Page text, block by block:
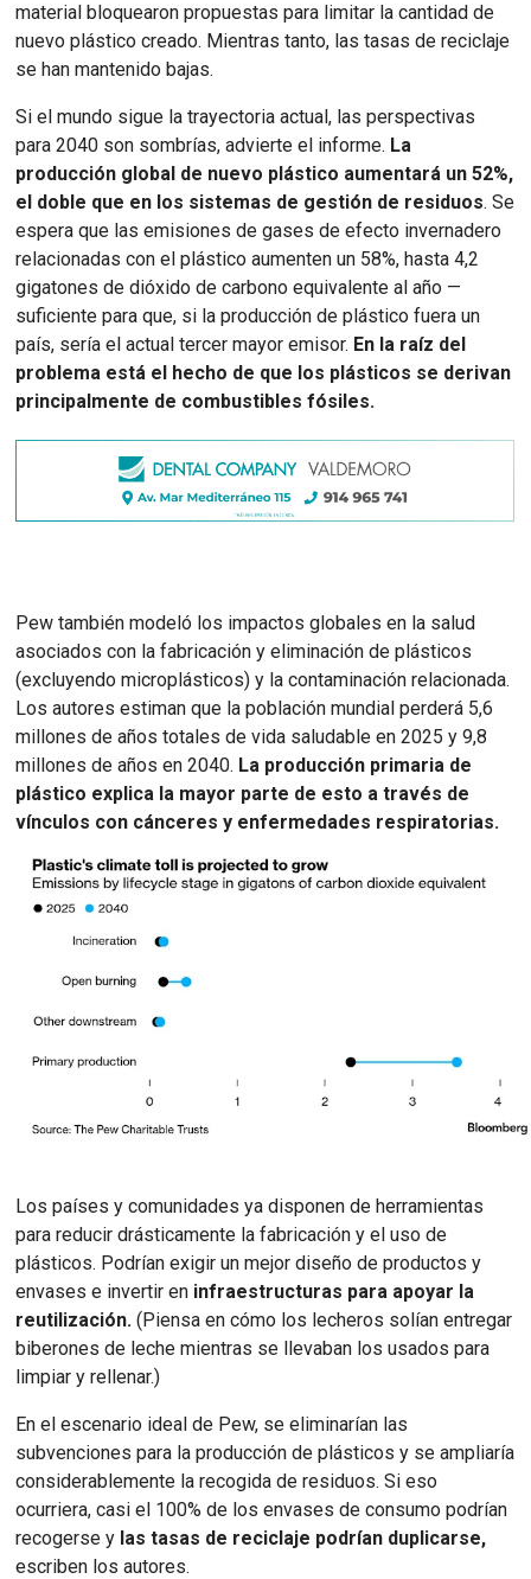
material bloquearon propuestas para limitar la cantidad de
nuevo plástico creado. Mientras tanto, las tasas de reciclaje
se han mantenido bajas.
Si el mundo sigue la trayectoria actual, las perspectivas
para 2040 son sombrías, advierte el informe. La
producción global de nuevo plástico aumentará un 52%,
el doble que en los sistemas de gestión de residuos. Se
espera que las emisiones de gases de efecto invernadero
relacionadas con el plástico aumenten un 58%, hasta 4,2
gigatones de dióxido de carbono equivalente al año —
suficiente para que, si la producción de plástico fuera un
país, sería el actual tercer mayor emisor. En la raíz del
problema está el hecho de que los plásticos se derivan
principalmente de combustibles fósiles.
Pew también modeló los impactos globales en la salud
asociados con la fabricación y eliminación de plásticos
(excluyendo microplásticos) y la contaminación relacionada.
Los autores estiman que la población mundial perderá 5,6
millones de años totales de vida saludable en 2025 y 9,8
millones de años en 2040. La producción primaria de
plástico explica la mayor parte de esto a través de
vínculos con cánceres y enfermedades respiratorias.
Los países y comunidades ya disponen de herramientas
para reducir drásticamente la fabricación y el uso de
plásticos. Podrían exigir un mejor diseño de productos y
envases e invertir en infraestructuras para apoyar la
reutilización. (Piensa en cómo los lecheros solían entregar
biberones de leche mientras se llevaban los usados para
limpiar y rellenar.)
En el escenario ideal de Pew, se eliminarían las
subvenciones para la producción de plásticos y se ampliaría
considerablemente la recogida de residuos. Si eso
ocurriera, casi el 100% de los envases de consumo podrían
recogerse y las tasas de reciclaje podrían duplicarse,
escriben los autores.